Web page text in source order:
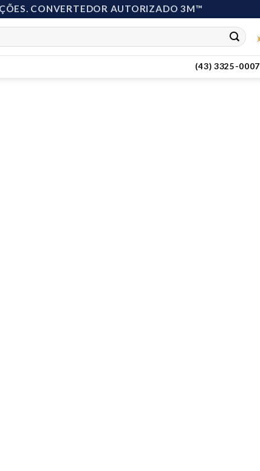
CONVERTEDOR AUTORIZADO 3M™
(43) 3325-0007